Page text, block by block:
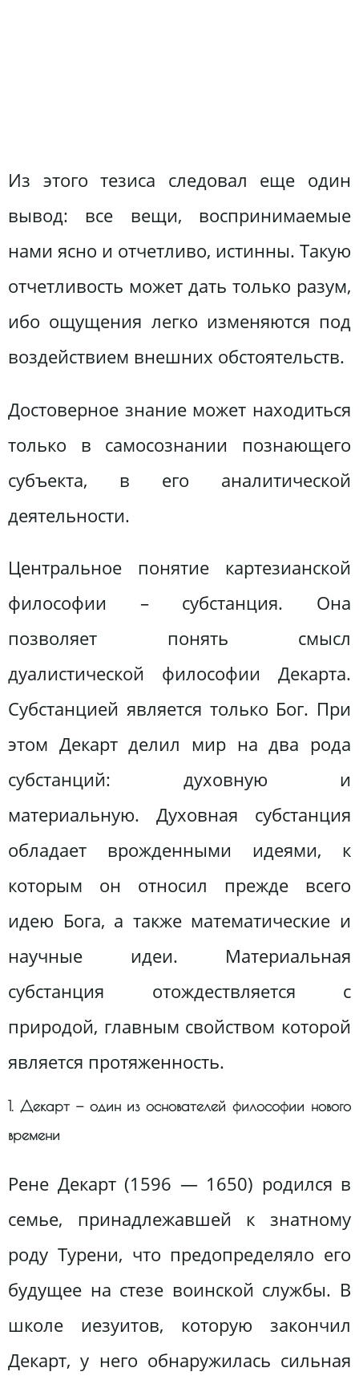
Из этого тезиса следовал еще один
вывод: все вещи, воспринимаемые
нами ясно и отчетливо, истинны. Такую
отчетливость может дать только разум,
ибо ощущения легко изменяются под
воздействием внешних обстоятельств.
Достоверное знание может находиться
только в самосознании познающего
субъекта, в его аналитической
деятельности.
Центральное понятие картезианской
философии – субстанция. Она
позволяет понять смысл
дуалистической философии Декарта.
Субстанцией является только Бог. При
этом Декарт делил мир на два рода
субстанций: духовную и
материальную. Духовная субстанция
обладает врожденными идеями, к
которым он относил прежде всего
идею Бога, а также математические и
научные идеи. Материальная
субстанция отождествляется с
природой, главным свойством которой
является протяженность.
1. Декарт — один из основателей философии нового
времени
Рене Декарт (1596 — 1650) родился в
семье, принадлежавшей к знатному
роду Турени, что предопределяло его
будущее на стезе воинской службы. В
школе иезуитов, которую закончил
Декарт, у него обнаружилась сильная